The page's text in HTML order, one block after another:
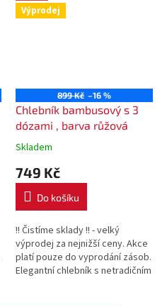
Výprodej
899 Kč –16 %
Chlebník bambusový s 3
dózami , barva růžová
Skladem
749 Kč
Do košíku
!! Čistíme sklady !! - velký
výprodej za nejnižší ceny. Akce
platí pouze do vyprodání zásob.
Elegantní chlebník s netradičním